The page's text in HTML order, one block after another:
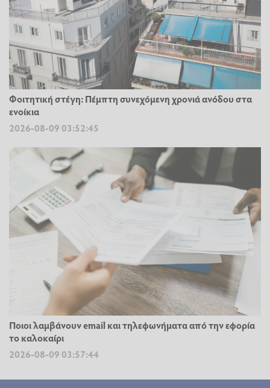
Φοιτητική στέγη: Πέμπτη συνεχόμενη χρονιά ανόδου στα
ενοίκια
2026-08-09 03:52:45
Ποιοι λαμβάνουν email και τηλεφωνήματα από την εφορία
το καλοκαίρι
2026-08-09 03:57:44